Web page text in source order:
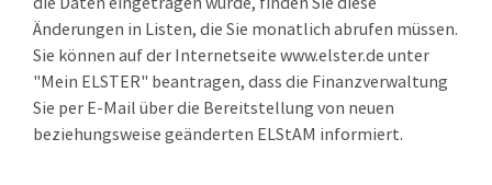
Änderungen in Listen, die Sie monatlich abrufen müssen.
Sie können auf der Internetseite www.elster.de unter
"Mein ELSTER" beantragen, dass die Finanzverwaltung
Sie per E-Mail über die Bereitstellung von neuen
beziehungsweise geänderten ELStAM informiert.